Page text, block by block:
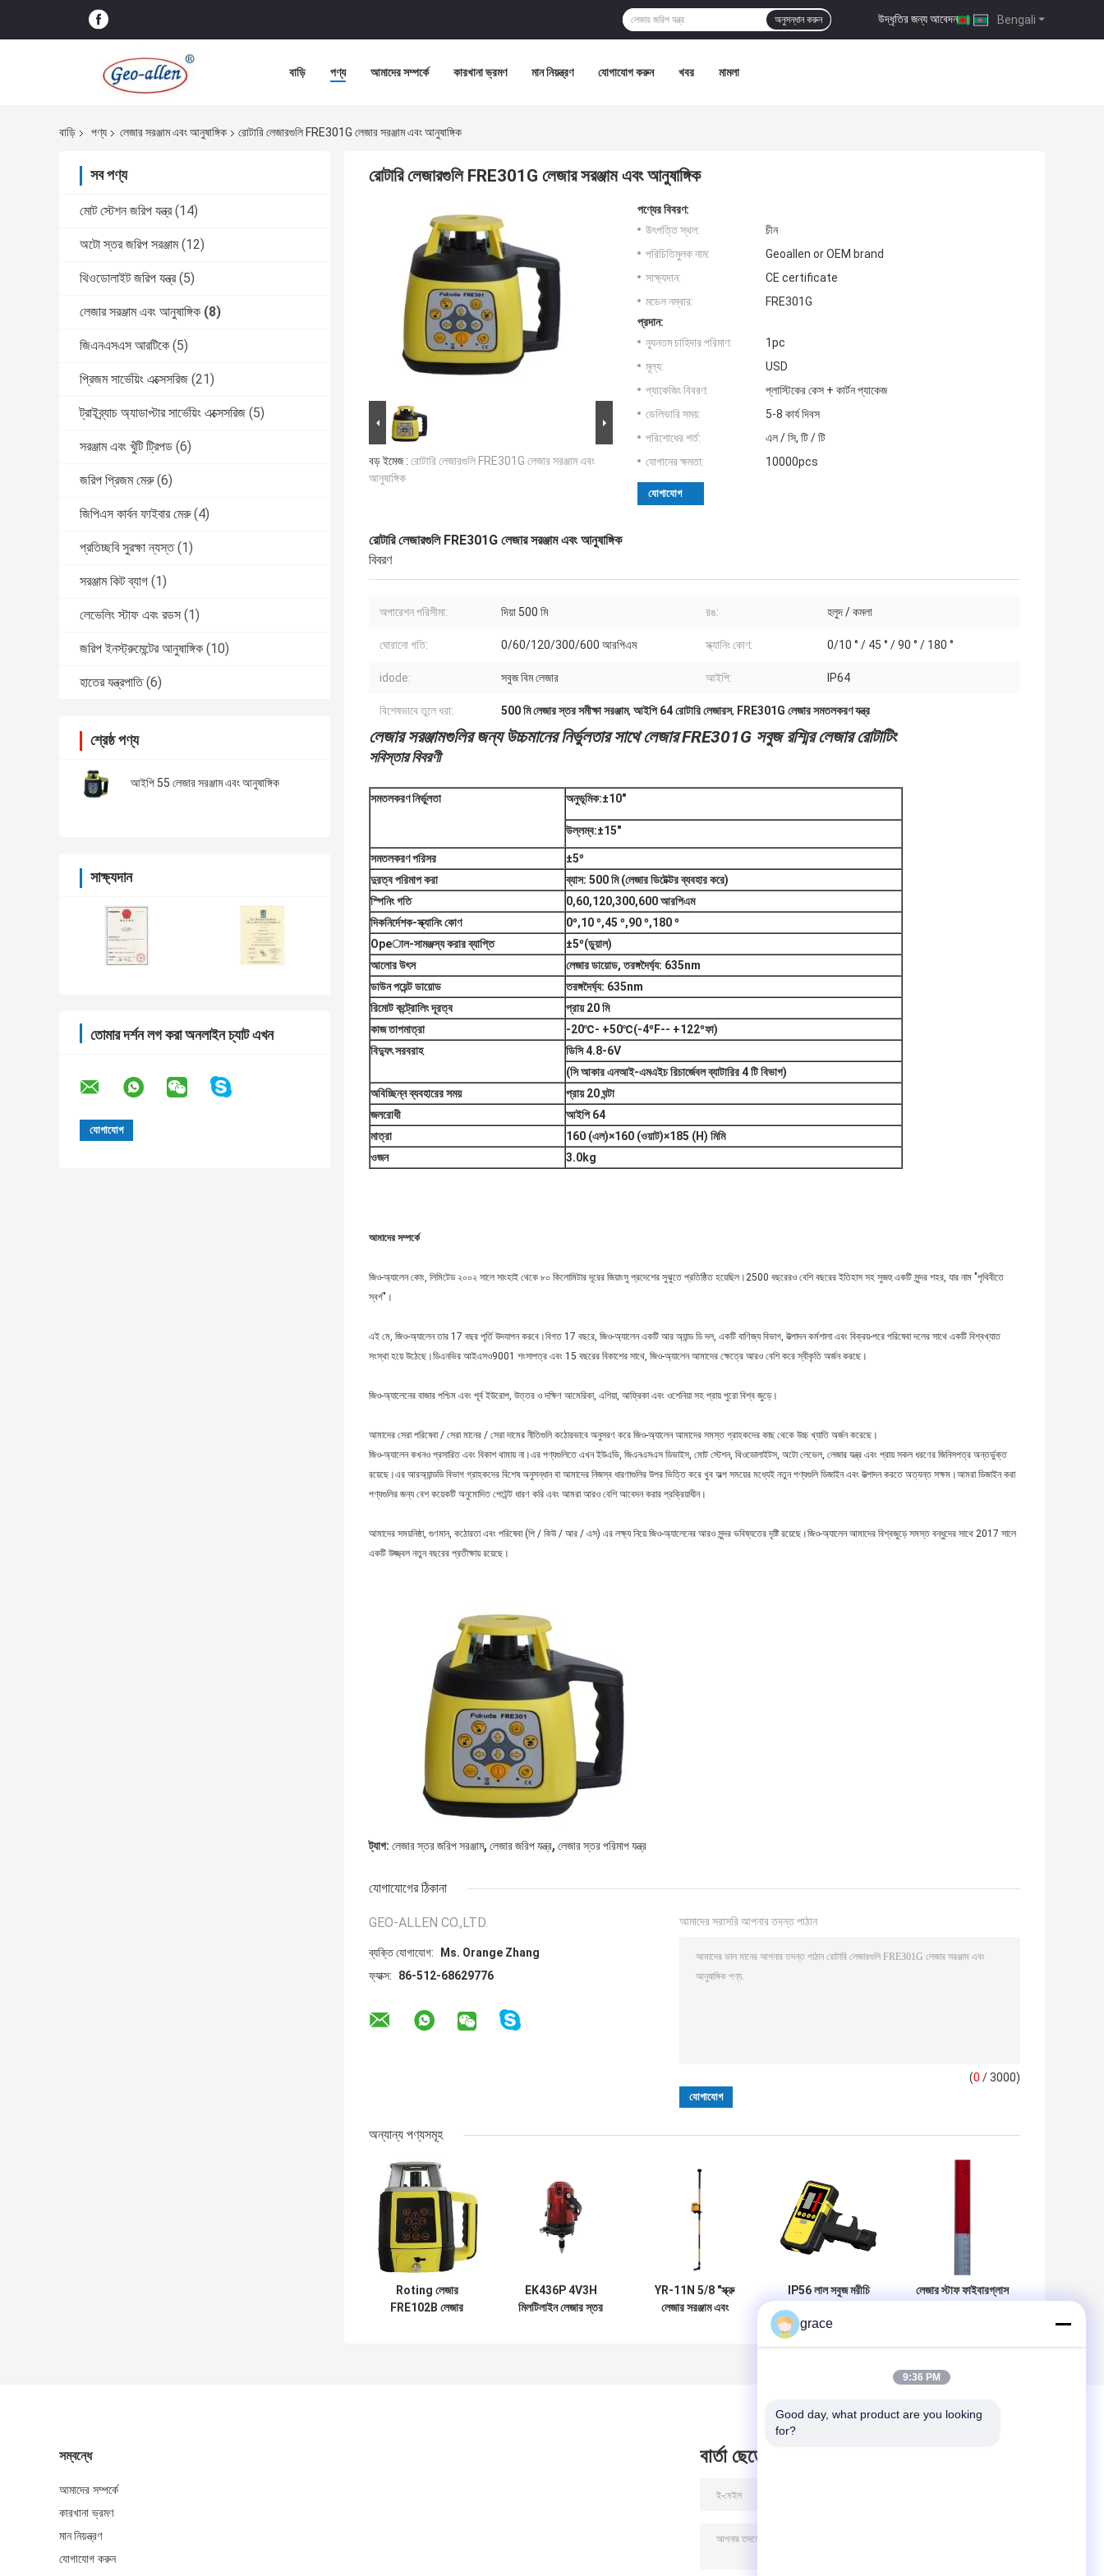
Bengali
উদ্ধৃতির জন্য আবেদন |
অনুসন্ধান করুন
বাড়ি পণ্য আমাদের সম্পর্কে কারখানা ভ্রমণ মান নিয়ন্ত্রণ যোগাযোগ করুন খবর মামলা
বাড়ি পণ্য লেজার সরঞ্জাম এবং আনুষাঙ্গিক রোটারি লেজারগুলি FRE301G লেজার সরঞ্জাম এবং আনুষাঙ্গিক
সব পণ্য
মোট স্টেশন জরিপ যন্ত্র (14)
অটো স্তর জরিপ সরঞ্জাম (12)
থিওডোলাইট জরিপ যন্ত্র (5)
লেজার সরঞ্জাম এবং আনুষাঙ্গিক (8)
জিএনএসএস আরটিকে (5)
প্রিজম সার্ভেয়িং এক্সেসরিজ (21)
ট্রাইব্র্যাচ অ্যাডাপ্টার সার্ভেয়িং এক্সেসরিজ (5)
সরঞ্জাম এবং খুঁটি ট্রিপড (6)
জরিপ প্রিজম মেরু (6)
জিপিএস কার্বন ফাইবার মেরু (4)
প্রতিচ্ছবি সুরক্ষা ন্যস্ত (1)
সরঞ্জাম কিট ব্যাগ (1)
লেভেলিং স্টাফ এবং রডস (1)
জরিপ ইনস্ট্রুমেন্টের আনুষাঙ্গিক (10)
হাতের যন্ত্রপাতি (6)
শ্রেষ্ঠ পণ্য
আইপি 55 লেজার সরঞ্জাম এবং আনুষাঙ্গিক
সাক্ষ্যদান
তোমার দর্শন লগ করা অনলাইন চ্যাট এখন
রোটারি লেজারগুলি FRE301G লেজার সরঞ্জাম এবং আনুষাঙ্গিক
বড় ইমেজ : রোটারি লেজারগুলি FRE301G লেজার সরঞ্জাম এবং
আনুষাঙ্গিক
পণ্যের বিবরণ:
উৎপত্তি স্থল:
চীন
পরিচিতিমুলক নাম:
Geoallen or OEM brand
সাক্ষ্যদান:
CE certificate
মডেল নম্বার:
FRE301G
প্রদান:
ন্যূনতম চাহিদার পরিমাণ:
1pc
মূল্য:
USD
প্যাকেজিং বিবরণ:
প্লাস্টিকের কেস + কার্টন প্যাকেজ
ডেলিভারি সময়:
5-8 কার্য দিবস
পরিশোধের শর্ত:
এল / সি, টি / টি
যোগানের ক্ষমতা:
10000pcs
যোগাযোগ
রোটারি লেজারগুলি FRE301G লেজার সরঞ্জাম এবং আনুষাঙ্গিক
বিবরণ
অপারেশন পরিসীমা: দিয়া 500 মি রঙ: হলুদ / কমলা
ঘোরানো গতি: 0/60/120/300/600 আরপিএম স্ক্যানিং কোণ: 0/10 ° / 45 ° / 90 ° / 180 °
idode: সবুজ বিম লেজার আইপি: IP64
বিশেষভাবে তুলে ধরা: 500 মি লেজার স্তর সমীক্ষা সরঞ্জাম, আইপি 64 রোটারি লেজারস, FRE301G লেজার সমতলকরণ যন্ত্র
লেজার সরঞ্জামগুলির জন্য উচ্চমানের নির্ভুলতার সাথে লেজার FRE301G সবুজ রশ্মির লেজার রোটাটিং
সবিস্তার বিবরণী
সমতলকরণ নির্ভুলতা অনুভূমিক:±10"
উল্লম্ব:±15"
সমতলকরণ পরিসর ±5º
দুরত্ব পরিমাপ করা
ব্যাস: 500 মি (লেজার ডিটেক্টর ব্যবহার করে)
স্পিনিং গতি
0,60,120,300,600 আরপিএম
দিকনির্দেশক-স্ক্যানিং কোণ
0º,10º,45 º,90º,180º
Opeাল-সামঞ্জস্য করার ব্যাপ্তি
±5º(ডুয়াল)
আলোর উৎস
লেজার ডায়োড, তরঙ্গদৈর্ঘ্য: 635nm
ডাউন পয়েন্ট ডায়োড
তরঙ্গদৈর্ঘ্য: 635nm
রিমোট কন্ট্রোলিং দূরত্ব
প্রায় 20 মি
কাজ তাপমাত্রা
-20℃- +50℃(-4ºF-- +122ºফা)
বিদ্যুৎ সরবরাহ
ডিসি 4.8-6V
(সি আকার এনআই-এমএইচ রিচার্জেবল ব্যাটারির 4 টি বিভাগ)
অবিচ্ছিন্ন ব্যবহারের সময়
প্রায় 20 ঘন্টা
জলরোধী
আইপি 64
মাত্রা
160 (এল)×160 (ওয়াট)×185 (H) মিমি
ওজন
3.0kg
আমাদের সম্পর্কে
জিও-অ্যালেন কোং, লিমিটেড ২০০২ সালে সাংহাই থেকে ৮০ কিলোমিটার দূরের জিয়াংসু প্রদেশের সুঝুতে প্রতিষ্ঠিত হয়েছিল।2500 বছরেরও বেশি বছরের ইতিহাস সহ সুজহু একটি সুন্দর শহর, যার নাম "পৃথিবীতে
স্বর্গ"।
এই মে, জিও-অ্যালেন তার 17 বছর পূর্তি উদযাপন করবে।বিগত 17 বছরে, জিও-অ্যালেন একটি আর অ্যান্ড ডি দল, একটি বাণিজ্য বিভাগ, উত্পাদন কর্মশালা এবং বিক্রয়-পরে পরিষেবা দলের সাথে একটি বিশ্বখ্যাত
সংস্থা হয়ে উঠেছে।ডিএনভির আইএসও9001 শংসাপত্র এবং 15 বছরের বিকাশের সাথে, জিও-অ্যালেন আমাদের ক্ষেত্রে আরও বেশি করে স্বীকৃতি অর্জন করছে।
জিও-অ্যালেনের বাজার পশ্চিম এবং পূর্ব ইউরোপ, উত্তর ও দক্ষিণ আমেরিকা, এশিয়া, আফ্রিকা এবং ওশেনিয়া সহ প্রায় পুরো বিশ্ব জুড়ে।
আমাদের সেরা পরিষেবা / সেরা মানের / সেরা দামের নীতিগুলি কঠোরভাবে অনুসরণ করে জিও-অ্যালেন আমাদের সমস্ত গ্রাহকদের কাছ থেকে উচ্চ খ্যাতি অর্জন করেছে।
জিও-অ্যালেন কখনও প্রসারিত এবং বিকাশ থামায় না।এর পণ্যগুলিতে এখন ইউএভি, জিএনএসএস ডিভাইস, মোট স্টেশন, থিওডোলাইটস, অটো লেভেল, লেজার যন্ত্র এবং প্রায় সকল ধরণের জিনিসপত্র অন্তর্ভুক্ত
রয়েছে।এর আরঅ্যান্ডডি বিভাগ গ্রাহকদের বিশেষ অনুসন্ধান বা আমাদের নিজস্ব ধারণাগুলির উপর ভিত্তি করে খুব অল্প সময়ের মধ্যেই নতুন পণ্যগুলি ডিজাইন এবং উত্পাদন করতে অত্যন্ত সক্ষম।আমরা ডিজাইন করা
পণ্যগুলির জন্য বেশ কয়েকটি অনুমোদিত পেটেন্ট ধারণ করি এবং আমরা আরও বেশি আবেদন করার প্রক্রিয়াধীন।
আমাদের সময়নিষ্ঠা, গুণমান, কঠোরতা এবং পরিষেবা (পি / কিউ / আর / এস) এর লক্ষ্য নিয়ে জিও-অ্যালেনের আরও সুন্দর ভবিষ্যতের দৃষ্টি রয়েছে।জিও-অ্যালেন আমাদের বিশ্বজুড়ে সমস্ত বন্ধুদের সাথে 2017 সালে
একটি উজ্জ্বল নতুন বছরের প্রতীক্ষায় রয়েছে।
ট্যাগ: লেজার স্তর জরিপ সরঞ্জাম, লেজার জরিপ যন্ত্র, লেজার স্তর পরিমাপ যন্ত্র
যোগাযোগের ঠিকানা
GEO-ALLEN CO.,LTD.
ব্যক্তি যোগাযোগ:
Ms. Orange Zhang
ফ্যাক্স:
86-512-68629776
আমাদের সরাসরি আপনার তদন্ত পাঠান
(0 / 3000)
অন্যান্য পণ্যসমূহ
Roting লেজার
FRE102B লেজার
EK436P 4V3H
মিলটিলাইন লেজার স্তর
YR-11N 5/8 "স্ক্রু
লেজার সরঞ্জাম এবং
IP56 লাল সবুজ মরীচি
সনাক্তকারী
লেজার স্টাফ ফাইবারগ্লাস
সম্বন্ধে
আমাদের সম্পর্কে
কারখানা ভ্রমণ
মান নিয়ন্ত্রণ
যোগাযোগ করুন
বার্তা ছেড়ে
grace
9:36 PM
Good day, what product are you looking
for?